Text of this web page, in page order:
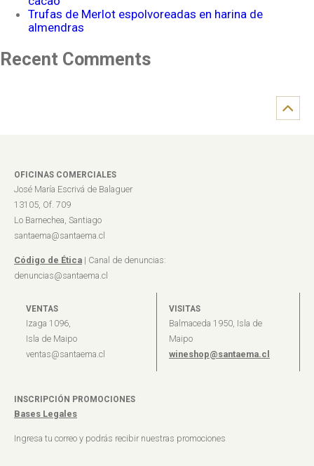
Trufas de Merlot espolvoreadas en harina de
almendras
Recent Comments
OFICINAS COMERCIALES
José María Escrivá de Balaguer
13105, Of. 709
Lo Barnechea, Santiago
santaema@santaema.cl
Código de Ética | Canal de denuncias:
denuncias@santaema.cl
VENTAS
Izaga 1096,
Isla de Maipo
ventas@santaema.cl
VISITAS
Balmaceda 1950, Isla de
Maipo
wineshop@santaema.cl
INSCRIPCIÓN PROMOCIONES
Bases Legales
Ingresa tu correo y podrás recibir nuestras promociones